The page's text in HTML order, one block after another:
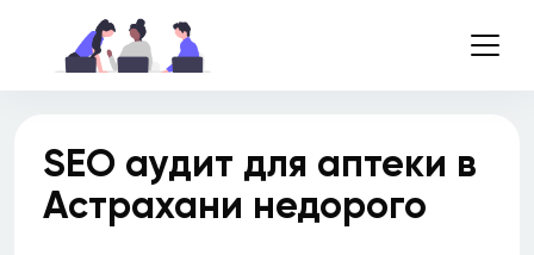
SEO аудит для аптеки в
Астрахани недорого